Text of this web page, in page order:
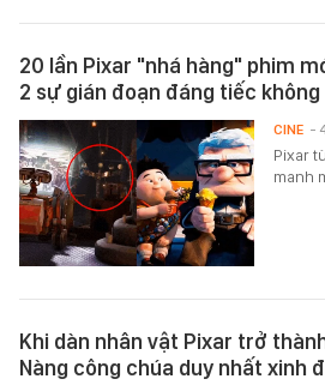
20 lần Pixar "nhá hàng" phim
2 sự gián đoạn đáng tiếc
Pixar
manh
CINE -
Khi dàn nhân vật Pixar trở
Nàng công chúa duy nhất xinh